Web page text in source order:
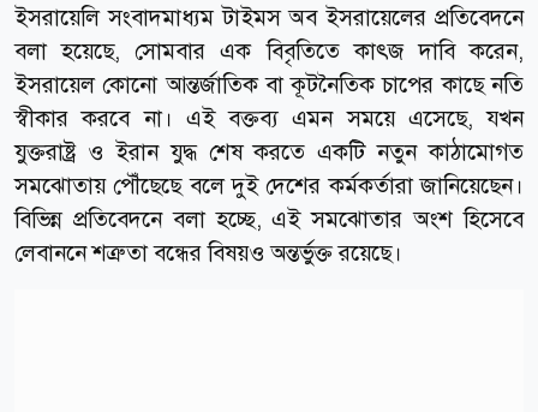
ইসরায়েলি সংবাদমাধ্যম টাইমস অব ইসরায়েলের প্রতিবেদনে
বলা হয়েছে, সোমবার এক বিবৃতিতে কাৎজ দাবি করেন,
ইসরায়েল কোনো আন্তর্জাতিক বা কূটনৈতিক চাপের কাছে নতি
স্বীকার করবে না। এই বক্তব্য এমন সময়ে এসেছে, যখন
যুক্তরাষ্ট্র ও ইরান যুদ্ধ শেষ করতে একটি নতুন কাঠামোগত
সমঝোতায় পৌঁছেছে বলে দুই দেশের কর্মকর্তারা জানিয়েছেন।
বিভিন্ন প্রতিবেদনে বলা হচ্ছে, এই সমঝোতার অংশ হিসেবে
লেবাননে শত্রুতা বন্ধের বিষয়ও অন্তর্ভুক্ত রয়েছে।